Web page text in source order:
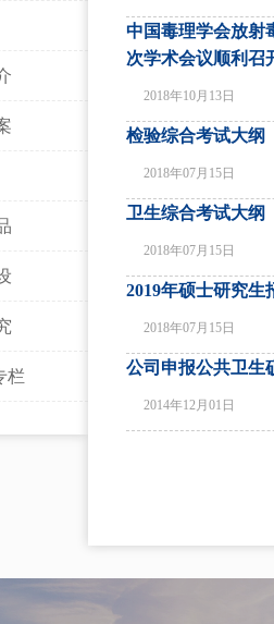
栏
中国毒理学会放射
次学术会议顺利召
2018年10月13日
检验综合考试大纲
2018年07月15日
卫生综合考试大纲
2018年07月15日
2019年硕士研究生
2018年07月15日
公司申报公共卫生
2014年12月01日